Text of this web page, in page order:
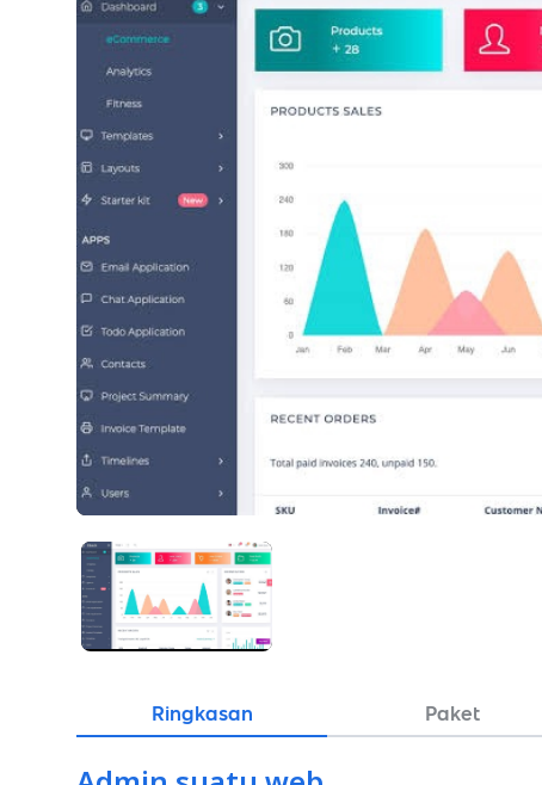
Ringkasan Paket